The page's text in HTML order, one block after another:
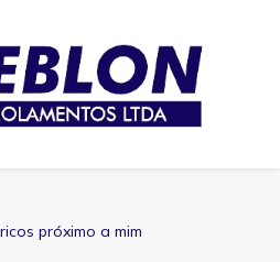
próximo a mim